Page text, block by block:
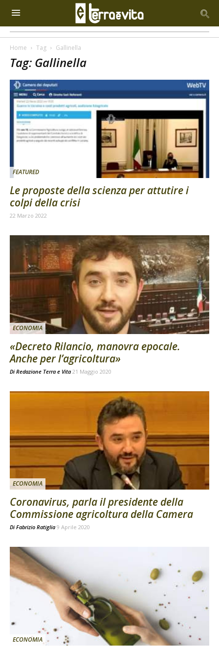
Home Tag Gallinella
Tag: Gallinella
FEATURED
Le proposte della scienza per attutire i
colpi della crisi
22 Marzo 2022
ECONOMIA
«Decreto Rilancio, manovra epocale.
Anche per l’agricoltura»
Di Redazione Terra e Vita 21 Maggio 2020
ECONOMIA
Coronavirus, parla il presidente della
Commissione agricoltura della Camera
Di Fabrizio Ratiglia 9 Aprile 2020
ECONOMIA